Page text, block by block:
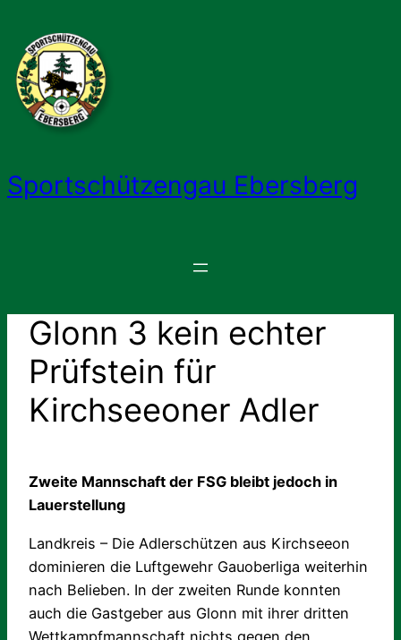
Inhalt
springen
Sportschützengau Ebersberg
Glonn 3 kein echter
Prüfstein für
Kirchseeoner Adler
Zweite Mannschaft der FSG bleibt jedoch in
Lauerstellung
Landkreis – Die Adlerschützen aus Kirchseeon
dominieren die Luftgewehr Gauoberliga weiterhin
nach Belieben. In der zweiten Runde konnten
auch die Gastgeber aus Glonn mit ihrer dritten
Wettkampfmannschaft nichts gegen den